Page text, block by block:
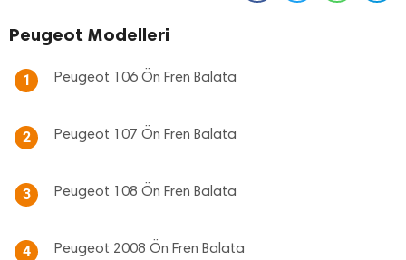
Peugeot Modelleri
1 Peugeot 106 Ön Fren Balata
2 Peugeot 107 Ön Fren Balata
3 Peugeot 108 Ön Fren Balata
4 Peugeot 2008 Ön Fren Balata